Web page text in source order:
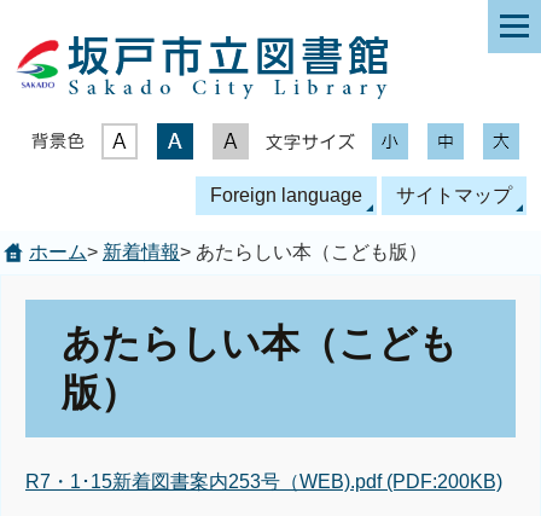
文字サイズ
表示色
Foreign language サイトマップ
ホーム> 新着情報> あたらしい本（こども版）
あたらしい本（こども
版）
R7・1･15新着図書案内253号（WEB).pdf (PDF:200KB)